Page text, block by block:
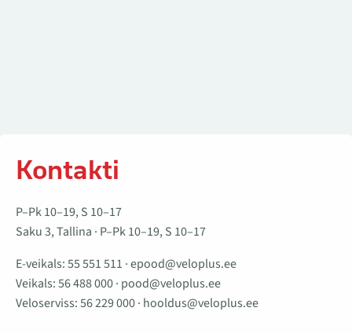
Kontakti
P–Pk 10–19, S 10–17
Saku 3, Tallina · P–Pk 10–19, S 10–17
E-veikals:55 551 511 ·epood@veloplus.ee
Veikals:56 488 000· pood@veloplus.ee
Veloserviss:56 229 000· hooldus@veloplus.ee